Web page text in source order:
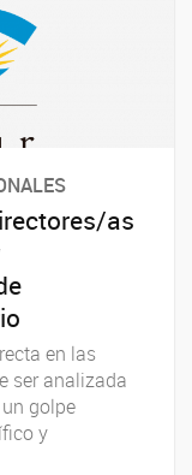
as
en las
ser analizada
golpe
y